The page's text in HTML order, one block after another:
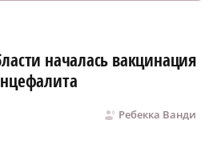
началась вакцинация
Ребекка Ванди